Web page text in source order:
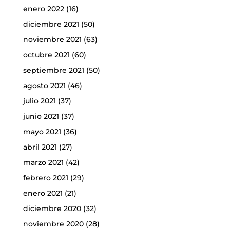
enero 2022(16)
diciembre 2021 (50)
noviembre 2021 (63)
octubre 2021 (60)
septiembre 2021 (50)
agosto 2021 (46)
julio 2021 (37)
junio 2021 (37)
mayo 2021 (36)
abril 2021 (27)
marzo 2021 (42)
febrero 2021 (29)
enero 2021 (21)
diciembre 2020(32)
noviembre 2020(28)